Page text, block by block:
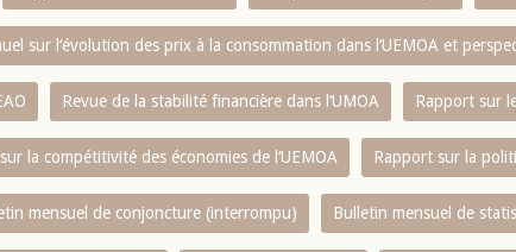
sur l‘évolution des prix à la consommation dans l‘UEMOA et
Revue de la stabilité financière dans l‘UMOA Rapport sur
la compétitivité des économies de l‘UEMOA Rapport sur la
mensuel de conjoncture (interrompu) Bulletin mensuel de